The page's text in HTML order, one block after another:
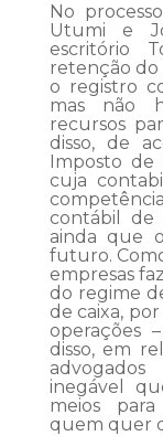
No
Utumi e
escritório
retenção do
o registro
mas não
recursos
disso, de
Imposto de
cuja
contábil de
ainda que
futuro.
empresas
do regime
de caixa,
operações
disso, em
inegável
meios
quem quer